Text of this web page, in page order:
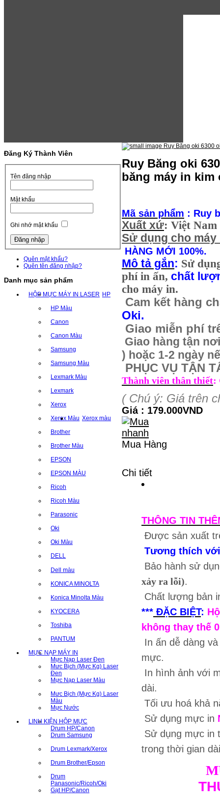
Đăng Ký Thành Viên
Tên đăng nhập
Mật khẩu
Ghi nhớ mật khẩu
Quên mật khẩu?
Quên tên đăng nhập?
Danh mục sản phẩm
HỘP MỰC MÁY IN LASER HP
HP Màu
Canon
Canon Màu
Samsung
Samsung Màu
Lexmark Màu
Lexmark
Xerox
Xerox Màu Xerox màu
Brother
Brother Màu
EPSON
EPSON MÀU
Ricoh
Ricoh Màu
Parasonic
Oki
Oki Màu
DELL
Dell màu
KONICA MINOLTA
Konica Minolta Màu
KYOCERA
Toshiba
PANTUM
MỰC NẠP MÁY IN
Mực Nạp Laser Đen
Mưc Bịch (Mực Kg) Laser
Đen
Mực Nạp Laser Màu
Mưc Bịch (Mực Kg) Laser
Màu
Mực Nước
LINH KIỆN HỘP MỰC
Drum HP/Canon
Drum Samsung
Drum Lexmark/Xerox
Drum Brother/Epson
Drum
Panasonic/Ricoh/Oki
Gạt HP/Canon
Ruy Băng oki
băng máy in kim
Mã sản phẩm : Ruy
Xuất xứ: Việt Nam
Sử dụng cho máy
HÀNG MỚI 100%.
Mô tả gắn: Sử
phí in ấn, chất
cho máy in.
Cam kết hàng
Oki.
Giao miễn phí
Giao hàng tận
) hoặc 1-2 ngày
PHỤC VỤ TẬN
Thành viên thân thiết:
( Chú ý: Giá trên
Giá : 179.000VND
Mua Hàng
Chi tiết
THÔNG TIN
Được sản xuất
Tương thích
Bảo hành sử
xảy ra lỗi).
Chất lượng bản
*** ĐẶC BIỆT:
không thay thế
In ấn dễ dàng
mực.
In hình ảnh với
dài.
Tối ưu hoá khả
Sử dụng mực in
Sử dụng mực
trong thời gian